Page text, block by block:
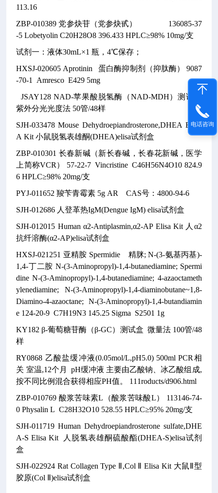
113.16
ZBP-010389 党参炔苷（党参炔甙）
136085-37
-5 Lobetyolin C20H28O8 396.433 HPLC≥98% 10mg/支
试剂一：液体30mL×1 瓶，4℃保存；
HXSJ-020605 Aprotinin 蛋白酶抑制剂（抑肽酶）
9087
-70-1
Amresco E429 5mg
JSAY128 NAD-苹果酸脱氢酶（NAD-MDH）测试盒
紫外分光光度法 50管/48样
SJH-033478 Mouse Dehydroepiandrosterone,DHEA ELIS
A Kit 小鼠脱氢表雄酮(DHEA)elisa试剂盒
ZBP-010301 长春新碱（新长春碱，长春花新碱，医学
上简称VCR）
57-22-7 Vincristine C46H56N4O10 824.9
6 HPLC≥98% 20mg/支
PYJ-011652 羧苄青霉素 5g AR CAS号：4800-94-6
SJH-012686 人登革热IgM(Dengue IgM) elisa试剂盒
SJH-012015 Human α2-Antiplasmin,α2-AP Elisa Kit 人α2
抗纤溶酶(α2-AP)elisa试剂盒
HXSJ-021251 亚精胺 Spermidie
精脒; N-(3-氨基丙基)-
1,4-丁二胺 N-(3-Aminopropyl)-1,4-butanediamine; Spermi
dine N-(3-Aminopropyl)-1,4-butanediamine; 4-azaoctameth
ylenediamine; N-(3-Aminopropyl)-1,4-diaminobutane~1,8-
Diamino-4-azaoctane; N-(3-Aminopropyl)-1,4-butandiamin
e 124-20-9 C7H19N3 145.25 Sigma S2501 1g
KY182 β-葡萄糖苷酶（β-GC）测试盒 微量法 100管/48
样
RY0868 乙酸盐缓冲液(0.05mol/L,pH5.0) 500ml PCR相
关 室温,12个月 pH缓冲液 主要由乙酸钠、冰乙酸组成,
按不同比例混合获得相应PH值。
111roducts/d906.html
ZBP-010769 酸浆苦味素L（酸浆苦味酸L）
113146-74-
0 Physalin L C28H32O10 528.55 HPLC≥95% 20mg/支
SJH-011719 Human Dehydroepiandrosterone sulfate,DHE
A-S Elisa Kit
人脱氢表雄酮硫酸酯(DHEA-S)elisa试剂
盒
SJH-022924 Rat Collagen Type Ⅱ,Col Ⅱ Elisa Kit 大鼠Ⅱ型
胶原(Col Ⅱ)elisa试剂盒
电话咨询